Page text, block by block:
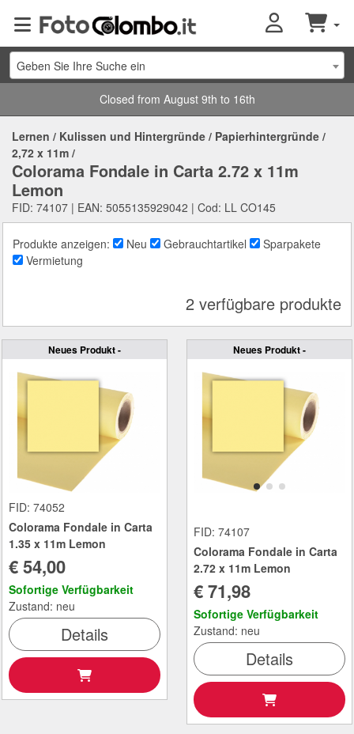
Geben Sie Ihre Suche ein
Closed from August 9th to 16th
Lernen / Kulissen und Hintergründe / Papierhintergründe /
2,72 x 11m /
Colorama Fondale in Carta 2.72 x 11m
Lemon
FID: 74107 | EAN: 5055135929042 | Cod: LL CO145
Produkte anzeigen: Neu Gebrauchtartikel
Sparpakete
Vermietung
2 verfügbare produkte
Neues Produkt -
FID: 74052
Colorama Fondale in Carta
1.35 x 11m Lemon
€ 54,00
Sofortige Verfügbarkeit
Zustand: neu
Details
Neues Produkt -
FID: 74107
Colorama Fondale in Carta
2.72 x 11m Lemon
€ 71,98
Sofortige Verfügbarkeit
Zustand: neu
Details